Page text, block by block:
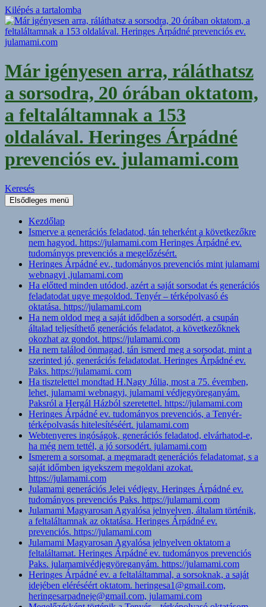
Kilépés a tartalomba
Már igényesen arra, ráláthatsz
a sorsodra, 20 órában oktatom,
a feltaláltamnak a 153
oldalával. Heringes Árpádné
prevenciós ev. julamami.com
Keresés
Elsődleges menü
Kezdőlap
Ismerve a generációs feladatod, tán teherként a következőkre
nem hagyod. https://julamami.com Heringes Árpádné ev.
tudományos prevenciós a megelőzésért.
Heringes Árpádné ev., tudományos prevenciós mint julamami
webnagyi ,julamami.com
Ha előtted minden utódod, azért a saját sorsodat és generációs
feladatodat ugye megoldod. Tenyér – térképolvasó és
oktatása. https://julamami.com
Ha nem oldod meg a saját idődben a sorsodért, a csupán
általad teljesíthető generációs feladatot, a következőknek
okozhat az gondot. https://julamami.com
Ha nem találod önmagad, tán ismerd meg a sorsodat, mint a
szerinted jó, generációs feladatodat. Heringes Árpádné ev.
Paks. https://julamami. com
Ha tisztelettel mondtad H.Nagy Júlia, most a 75. évemben,
lehet, julamami webnagyi, julamami védjegyöreganyám.
Paksról a Hergál Házból szeretettel. https://julamami.com
Heringes Árpádné ev. tudományos prevenciós, a Tenyér-
térképolvasás hitelesítéséért. julamami.com
Webtenyeres ingóságok, generációs feladatod, elvárhatod-e,
ha még nem tettél, a jó sorsodért. julamami.com
Ismerem a sorsomat, a megmaradt generációs feladatomat, s a
saját időmben igyekszem megoldani azokat.
https://julamami.com
Julamami generációs Jelei védjegy. Heringes Árpádné ev.
tudományos prevenciós Paks. https://julamami.com
Julamami Magyarosan Agyalósa jelnyelven, általam történik,
a feltaláltamnak az oktatása. Heringes Árpádné ev.
prevenciós. https://julamami.com
Julamami Magyarosan Agyalósa jelnyelven oktatom a
feltaláltamat. Heringes Árpádné ev. tudományos prevenciós
Paks. julamamivédjegyöreganyám. https://julamami.com
Heringes Árpádné ev. a feltaláltammal, a sorsoknak, a saját
idejében eléréséért oktatom. heringesa1@gmail.com,
heringesarpadneje@gmail.com, julamami.com